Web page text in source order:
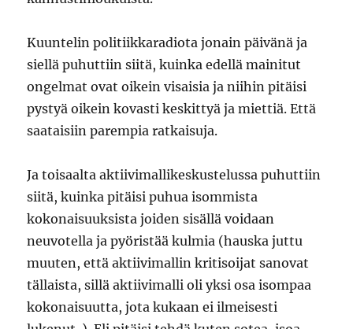
Kuuntelin politiikkaradiota jonain päivänä ja
siellä puhuttiin siitä, kuinka edellä mainitut
ongelmat ovat oikein visaisia ja niihin pitäisi
pystyä oikein kovasti keskittyä ja miettiä. Että
saataisiin parempia ratkaisuja.
Ja toisaalta aktiivimallikeskustelussa puhuttiin
siitä, kuinka pitäisi puhua isommista
kokonaisuuksista joiden sisällä voidaan
neuvotella ja pyöristää kulmia (hauska juttu
muuten, että aktiivimallin kritisoijat sanovat
tällaista, sillä aktiivimalli oli yksi osa isompaa
kokonaisuutta, jota kukaan ei ilmeisesti